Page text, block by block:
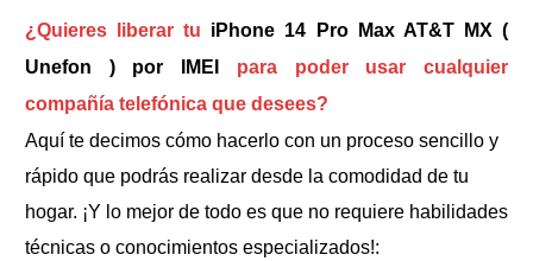
¿Quieres liberar tu iPhone 14 Pro Max AT&T MX (
Unefon ) por IMEI
para poder usar cualquier
compañía telefónica que desees?
Aquí te decimos cómo hacerlo con un proceso sencillo y
rápido que podrás realizar desde la comodidad de tu
hogar. ¡Y lo mejor de todo es que no requiere habilidades
técnicas o conocimientos especializados!: